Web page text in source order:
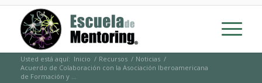
Usted está aquí: Inicio / Recursos / Noticias /
Acuerdo de Colaboración con la Asociación Iberoamericana
de Formación y ...